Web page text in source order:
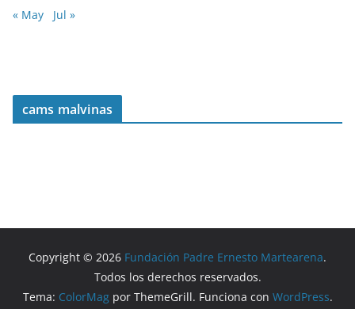
« May Jul »
cams malvinas
Copyright © 2026 Fundación Padre Ernesto Martearena.
Todos los derechos reservados.
Tema: ColorMagpor ThemeGrill. Funciona con WordPress.